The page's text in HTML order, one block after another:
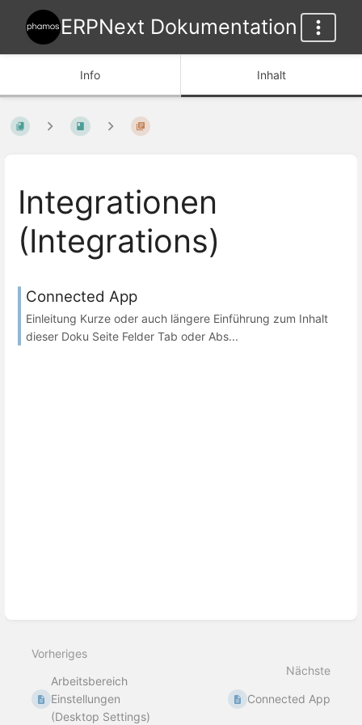
ERPNext Dokumentation
Info Inhalt
Integrationen
(Integrations)
Connected App
Einleitung Kurze oder auch längere Einführung zum Inhalt
dieser Doku Seite Felder Tab oder Abs...
Vorheriges
Arbeitsbereich
Einstellungen
(Desktop Settings)
Nächste
Connected App